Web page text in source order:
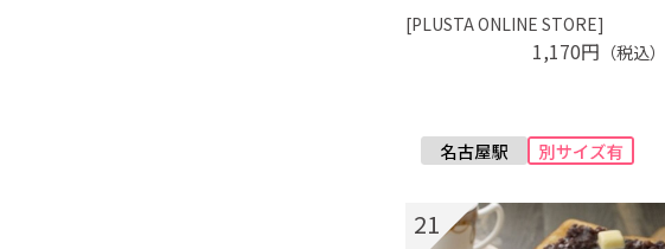
[PLUSTA ONLINE STORE]
1,170円 （税込）
21